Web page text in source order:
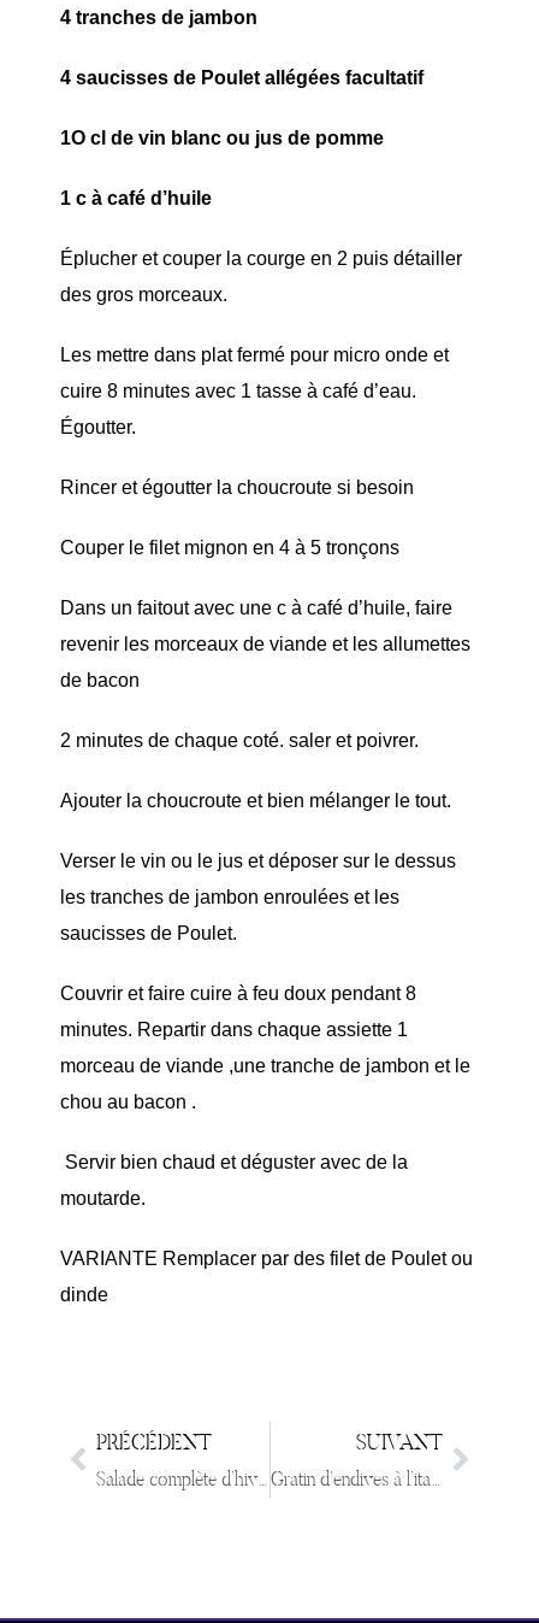
4 tranches de jambon
4 saucisses de Poulet allégées facultatif
1O cl de vin blanc ou jus de pomme
1 c à café d’huile
Éplucher et couper la courge en 2 puis détailler
des gros morceaux.
Les mettre dans plat fermé pour micro onde et
cuire 8 minutes avec 1 tasse à café d’eau.
Égoutter.
Rincer et égoutter la choucroute si besoin
Couper le filet mignon en 4 à 5 tronçons
Dans un faitout avec une c à café d’huile, faire
revenir les morceaux de viande et les allumettes
de bacon
2 minutes de chaque coté. saler et poivrer.
Ajouter la choucroute et bien mélanger le tout.
Verser le vin ou le jus et déposer sur le dessus
les tranches de jambon enroulées et les
saucisses de Poulet.
Couvrir et faire cuire à feu doux pendant 8
minutes. Repartir dans chaque assiette 1
morceau de viande ,une tranche de jambon et le
chou au bacon .
Servir bien chaud et déguster avec de la
moutarde.
VARIANTE Remplacer par des filet de Poulet ou
dinde
PRÉCÉDENT
Salade complète d’hiver pour 4
SUIVANT
Gratin d’endives à l’italienne